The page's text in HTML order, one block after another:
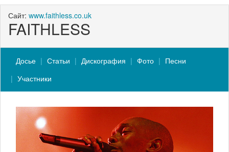
Сайт: www.faithless.co.uk
FAITHLESS
Досье Статьи Дискография Фото
Песни
Участники